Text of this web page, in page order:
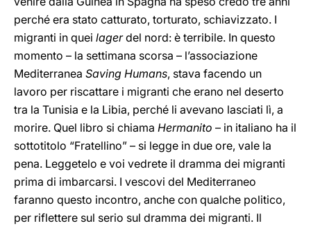
perché era stato catturato, torturato, schiavizzato. I
migranti in quei lagerdel nord: è terribile. In questo
momento – la settimana scorsa – l’associazione
Mediterranea Saving Humans, stava facendo un
lavoro per riscattare i migranti che erano nel deserto
tra la Tunisia e la Libia, perché li avevano lasciati lì, a
morire. Quel libro si chiama Hermanito – in italiano ha il
sottotitolo “Fratellino” – si legge in due ore, vale la
pena. Leggetelo e voi vedrete il dramma dei migranti
prima di imbarcarsi. I vescovi del Mediterraneo
faranno questo incontro, anche con qualche politico,
per riflettere sul serio sul dramma dei migranti. Il